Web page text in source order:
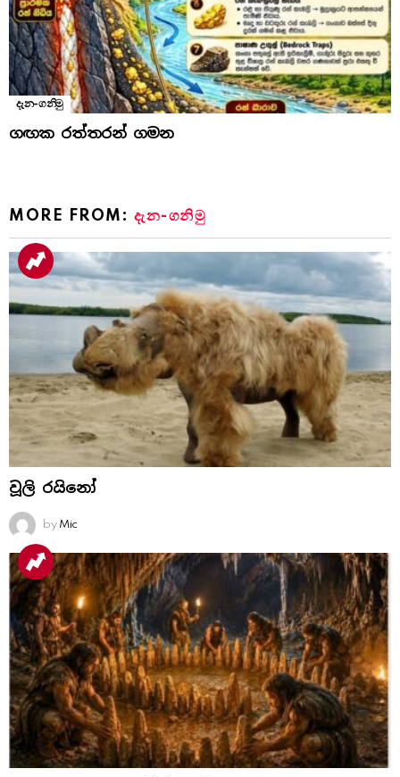
දැන-ගනිමු
ගඟක රත්තරන් ගමන
MORE FROM:දැන-ගනිමු
වූලි රයිනෝ
by Mic